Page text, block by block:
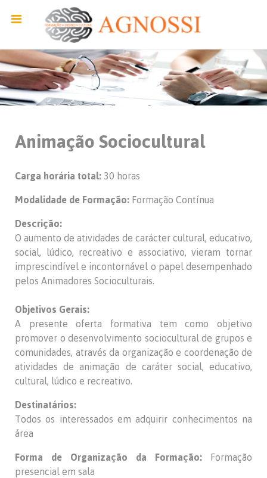
Animação Sociocultural
Carga horária total: 30 horas
Modalidade de Formação: Formação Contínua
Descrição:
O aumento de atividades de carácter cultural, educativo,
social, lúdico, recreativo e associativo, vieram tornar
imprescindível e incontornável o papel desempenhado
pelos Animadores Socioculturais.
Objetivos Gerais:
A presente oferta formativa tem como objetivo
promover o desenvolvimento sociocultural de grupos e
comunidades, através da organização e coordenação de
atividades de animação de caráter social, educativo,
cultural, lúdico e recreativo.
Destinatários:
Todos os interessados em adquirir conhecimentos na
área
Forma de Organização da Formação: Formação
presencial em sala